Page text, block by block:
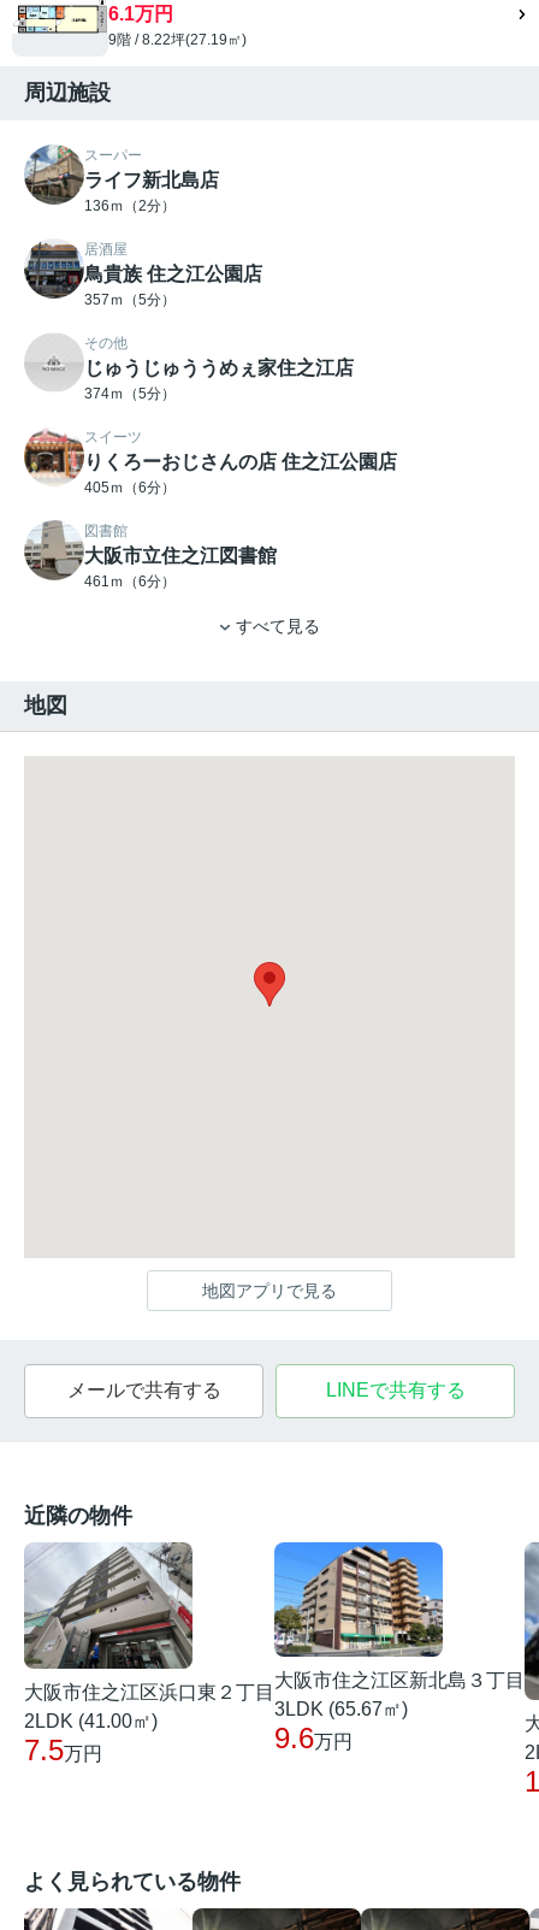
6.1万円
9階 / 8.22坪(27.19㎡)
周辺施設
スーパー
ライフ新北島店
136ｍ（2分）
居酒屋
鳥貴族 住之江公園店
357ｍ（5分）
その他
じゅうじゅううめぇ家住之江店
374ｍ（5分）
スイーツ
りくろーおじさんの店 住之江公園店
405ｍ（6分）
図書館
大阪市立住之江図書館
461ｍ（6分）
すべて見る
地図
地図アプリで見る
メールで共有する LINEで共有する
近隣の物件
大阪市住之江区浜口東２丁目
2LDK (41.00㎡)
7.5万円
大阪市住之江区新北島３丁目
3LDK (65.67㎡)
9.6万円
よく見られている物件